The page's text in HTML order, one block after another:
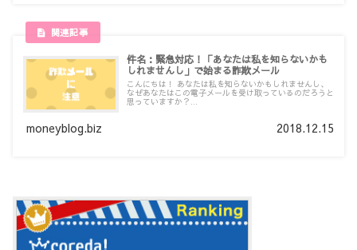
件名：緊急対応！「あなたは私を知らないかも
しれませんし」で始まる詐欺メール
こんにちは！ あなたは私を知らないかもしれませんし、
なぜあなたはこの電子メールを受け取っているのだろうと
思っていますか？...
moneyblog.biz 2018.12.15